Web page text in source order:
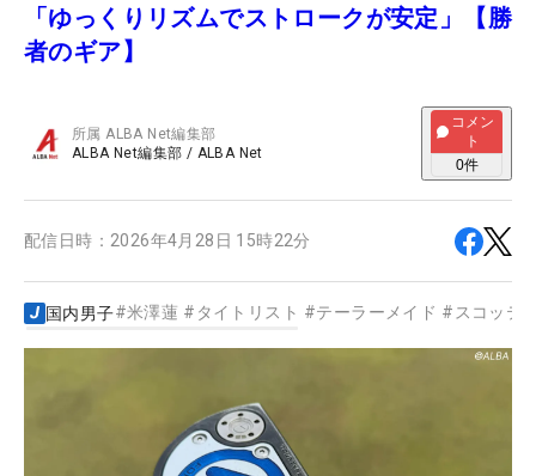
「ゆっくりリズムでストロークが安定」【勝
者のギア】
所属ALBA Net編集部
ALBA Net編集部 / ALBA Net
コメン
ト
0件
配信日時： 2026年4月28日 15時22分
国内男子#米澤蓮 # タイトリスト #テーラーメイド #スコッテ